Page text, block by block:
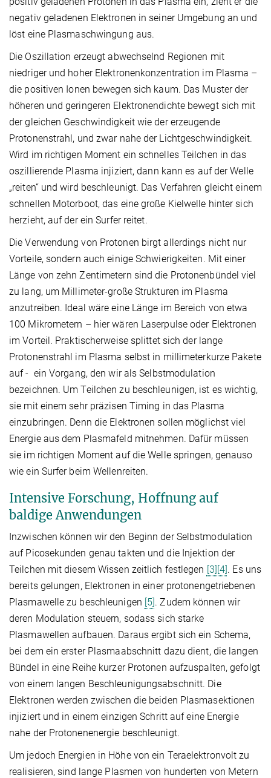
negativ geladenen Elektronen in seiner Umgebung an und
löst eine Plasmaschwingung aus.
Die Oszillation erzeugt abwechselnd Regionen mit
niedriger und hoher Elektronenkonzentration im Plasma –
die positiven Ionen bewegen sich kaum. Das Muster der
höheren und geringeren Elektronendichte bewegt sich mit
der gleichen Geschwindigkeit wie der erzeugende
Protonenstrahl, und zwar nahe der Lichtgeschwindigkeit.
Wird im richtigen Moment ein schnelles Teilchen in das
oszillierende Plasma injiziert, dann kann es auf der Welle
„reiten“ und wird beschleunigt. Das Verfahren gleicht einem
schnellen Motorboot, das eine große Kielwelle hinter sich
herzieht, auf der ein Surfer reitet.
Die Verwendung von Protonen birgt allerdings nicht nur
Vorteile, sondern auch einige Schwierigkeiten. Mit einer
Länge von zehn Zentimetern sind die Protonenbündel viel
zu lang, um Millimeter-große Strukturen im Plasma
anzutreiben. Ideal wäre eine Länge im Bereich von etwa
100 Mikrometern – hier wären Laserpulse oder Elektronen
im Vorteil. Praktischerweise splittet sich der lange
Protonenstrahl im Plasma selbst in millimeterkurze Pakete
auf - ein Vorgang, den wir als Selbstmodulation
bezeichnen. Um Teilchen zu beschleunigen, ist es wichtig,
sie mit einem sehr präzisen Timing in das Plasma
einzubringen. Denn die Elektronen sollen möglichst viel
Energie aus dem Plasmafeld mitnehmen. Dafür müssen
sie im richtigen Moment auf die Welle springen, genauso
wie ein Surfer beim Wellenreiten.
Intensive Forschung, Hoffnung auf
baldige Anwendungen
Inzwischen können wir den Beginn der Selbstmodulation
auf Picosekunden genau takten und die Injektion der
Teilchen mit diesem Wissen zeitlich festlegen [3] [4]. Es uns
bereits gelungen, Elektronen in einer protonengetriebenen
Plasmawelle zu beschleunigen [5]. Zudem können wir
deren Modulation steuern, sodass sich starke
Plasmawellen aufbauen. Daraus ergibt sich ein Schema,
bei dem ein erster Plasmaabschnitt dazu dient, die langen
Bündel in eine Reihe kurzer Protonen aufzuspalten, gefolgt
von einem langen Beschleunigungsabschnitt. Die
Elektronen werden zwischen die beiden Plasmasektionen
injiziert und in einem einzigen Schritt auf eine Energie
nahe der Protonenenergie beschleunigt.
Um jedoch Energien in Höhe von ein Teraelektronvolt zu
realisieren, sind lange Plasmen von hunderten von Metern